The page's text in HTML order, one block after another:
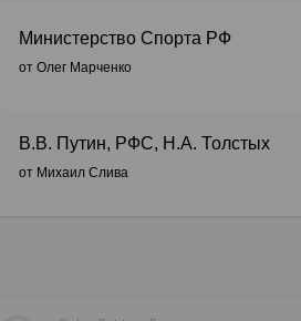
Министерство Спорта РФ
от Олег Марченко
В.В. Путин, РФС, Н.А. Толстых
от Михаил Слива